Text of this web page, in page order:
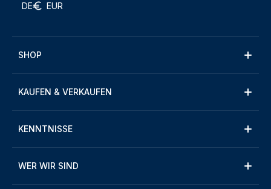
DE EUR
SHOP
KAUFEN & VERKAUFEN
KENNTNISSE
WER WIR SIND